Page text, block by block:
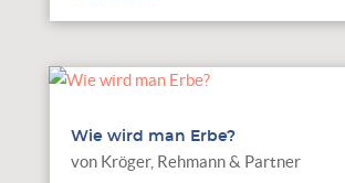
Wie wird man Erbe?
von Kröger, Rehmann & Partner